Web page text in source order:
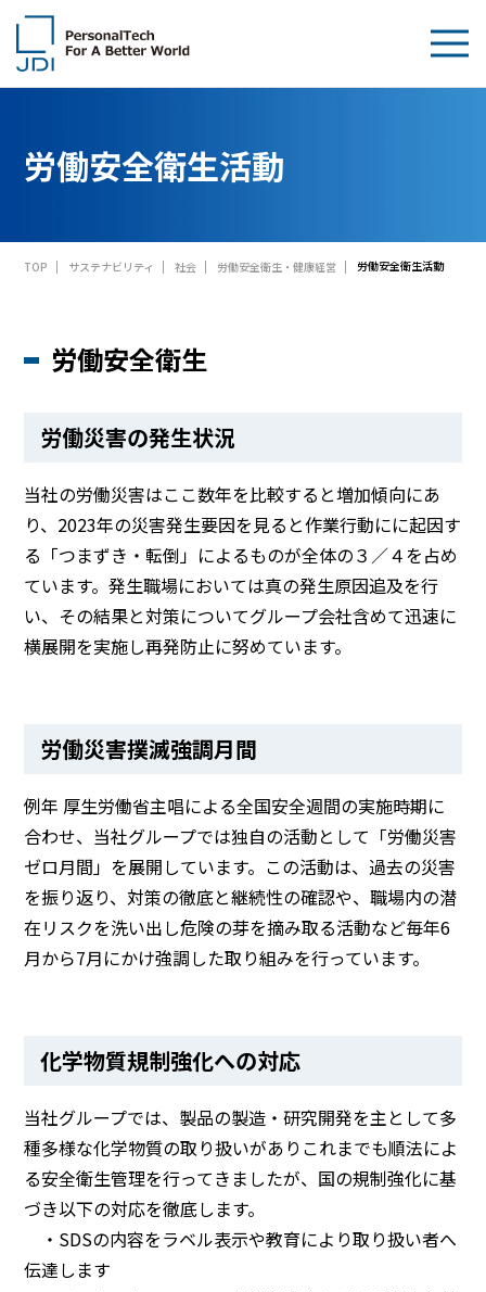
製品・技術
お問い合わせ
BEYOND DISPLAY
Japanese English
労働安全衛生活動
TOP サステナビリティ 社会 労働安全衛生・健康経営 労働安全衛生活動
労働安全衛生
労働災害の発生状況
当社の労働災害はここ数年を比較すると増加傾向にあ
り、2023年の災害発生要因を見ると作業行動にに起因す
る「つまずき・転倒」によるものが全体の３／４を占め
ています。発生職場においては真の発生原因追及を行
い、その結果と対策についてグループ会社含めて迅速に
横展開を実施し再発防止に努めています。
労働災害撲滅強調月間
例年 厚生労働省主唱による全国安全週間の実施時期に
合わせ、当社グループでは独自の活動として「労働災害
ゼロ月間」を展開しています。この活動は、過去の災害
を振り返り、対策の徹底と継続性の確認や、職場内の潜
在リスクを洗い出し危険の芽を摘み取る活動など毎年6
月から7月にかけ強調した取り組みを行っています。
化学物質規制強化への対応
当社グループでは、製品の製造・研究開発を主として多
種多様な化学物質の取り扱いがありこれまでも順法によ
る安全衛生管理を行ってきましたが、国の規制強化に基
づき以下の対応を徹底します。
・SDSの内容をラベル表示や教育により取り扱い者へ
伝達します